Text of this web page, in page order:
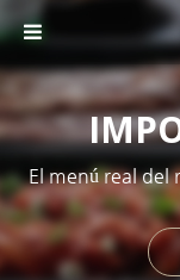
El menú real del